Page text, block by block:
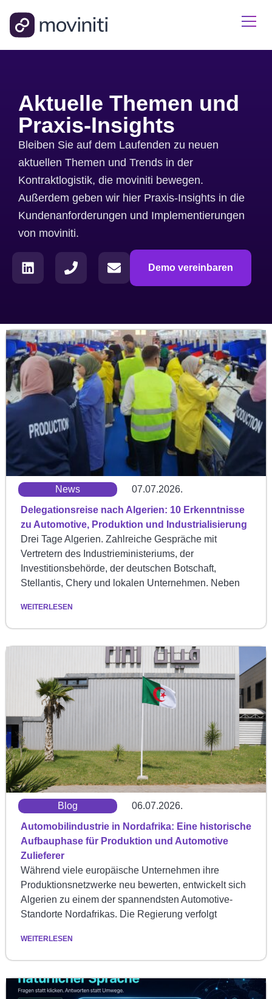
Aktuelle Themen und
Praxis-Insights
Bleiben Sie auf dem Laufenden zu neuen
aktuellen Themen und Trends in der
Kontraktlogistik, die moviniti bewegen.
Außerdem geben wir hier Praxis-Insights in die
Kundenanforderungen und Implementierungen
von moviniti.
Demo vereinbaren
News
07.07.2026.
Delegationsreise nach Algerien: 10 Erkenntnisse
zu Automotive, Produktion und Industrialisierung
Drei Tage Algerien. Zahlreiche Gespräche mit
Vertretern des Industrieministeriums, der
Investitionsbehörde, der deutschen Botschaft,
Stellantis, Chery und lokalen Unternehmen. Neben
WEITERLESEN
Blog
06.07.2026.
Automobilindustrie in Nordafrika: Eine historische
Aufbauphase für Produktion und Automotive
Zulieferer
Während viele europäische Unternehmen ihre
Produktionsnetzwerke neu bewerten, entwickelt sich
Algerien zu einem der spannendsten Automotive-
Standorte Nordafrikas. Die Regierung verfolgt
WEITERLESEN